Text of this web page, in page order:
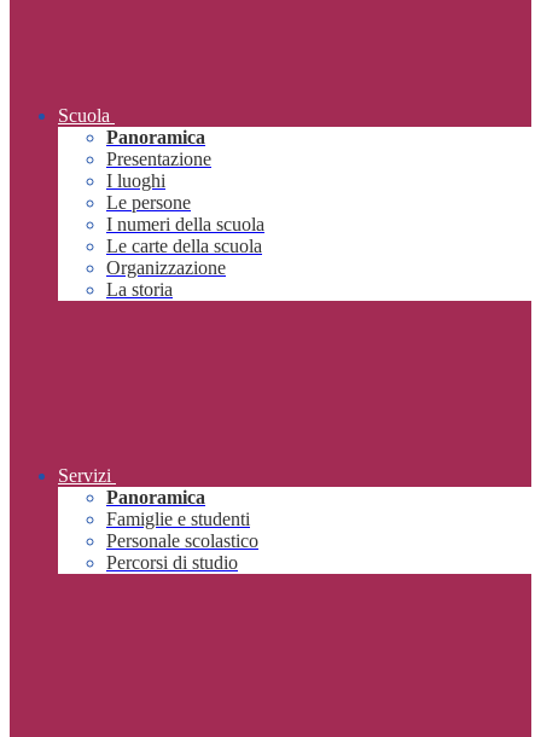
Scuola
Panoramica
Presentazione
I luoghi
Le persone
I numeri della scuola
Le carte della scuola
Organizzazione
La storia
Servizi
Panoramica
Famiglie e studenti
Personale scolastico
Percorsi di studio